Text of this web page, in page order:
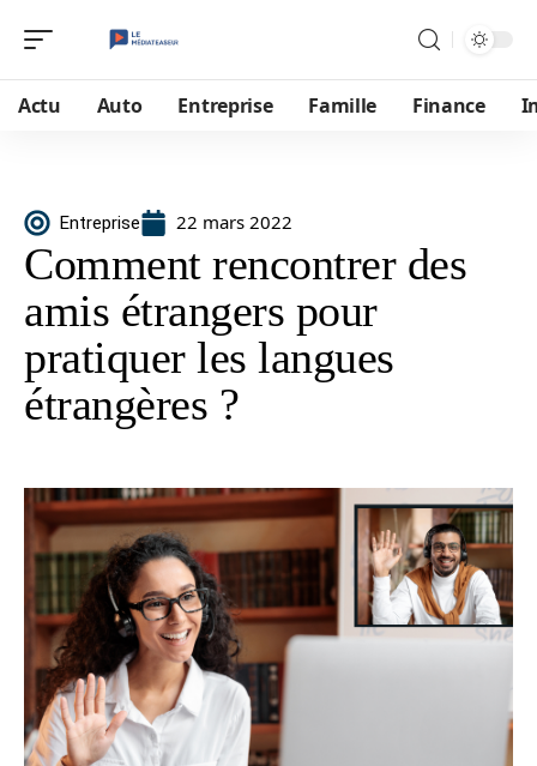
Actu Auto Entreprise Famille Finance
Entreprise 22 mars 2022
Comment rencontrer des
amis étrangers pour
pratiquer les langues
étrangères ?